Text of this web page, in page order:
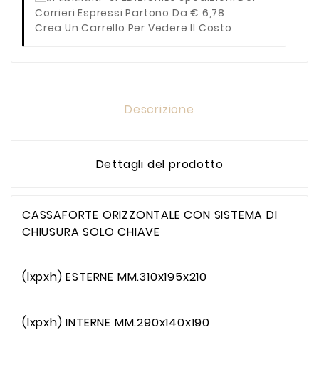
Corrieri Espressi Partono Da € 6,78
Crea Un Carrello Per Vedere Il Costo
Descrizione
Dettagli del prodotto
CASSAFORTE ORIZZONTALE CON SISTEMA DI
CHIUSURA SOLO CHIAVE
(lxpxh) ESTERNE MM.310x195x210
(lxpxh) INTERNE MM.290x140x190